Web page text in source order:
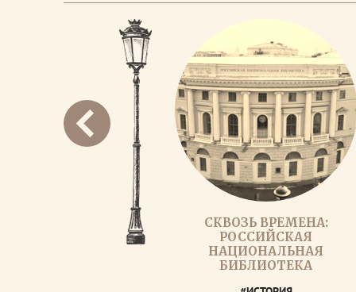
СКВОЗЬ ВРЕМЕНА:
РОССИЙСКАЯ
НАЦИОНАЛЬНАЯ
БИБЛИОТЕКА